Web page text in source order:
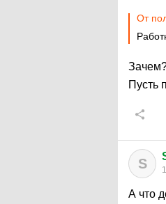
От
Пусть
S
А что